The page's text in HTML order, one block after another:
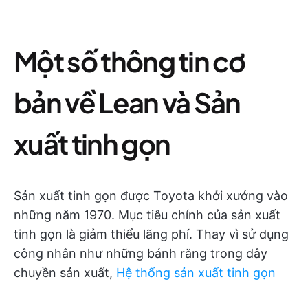
Một số thông tin cơ
bản về Lean và Sản
xuất tinh gọn
Sản xuất tinh gọn được Toyota khởi xướng vào
những năm 1970. Mục tiêu chính của sản xuất
tinh gọn là giảm thiểu lãng phí. Thay vì sử dụng
công nhân như những bánh răng trong dây
chuyền sản xuất, Hệ thống sản xuất tinh gọn